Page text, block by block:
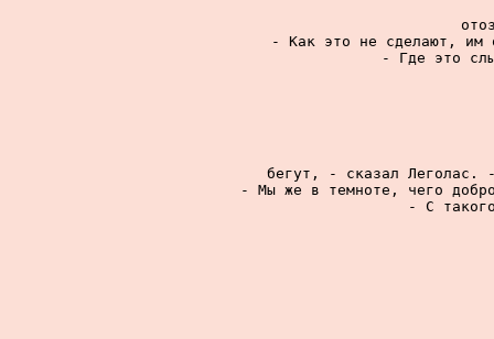
- Как это не сделают, им
- Где это
бегут, - сказал Леголас.
- Мы же в темноте, чего
- С